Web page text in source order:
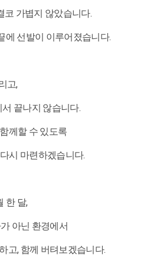
가볍지 않았습니다.
에 선발이 이루어졌습니다.
고,
끝나지 않습니다.
께할 수 있도록
시 마련하겠습니다.
한 달,
아닌 환경에서
고, 함께 버텨보겠습니다.